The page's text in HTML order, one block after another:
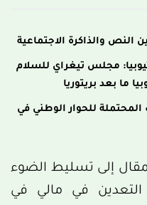
النص والذاكرة الاجتماعية
إثيوبيا: مجلس تيغراي للسلام
ما بعد بريتوريا
للحوار الوطني في
إلى تسليط الضوء
في مالي في